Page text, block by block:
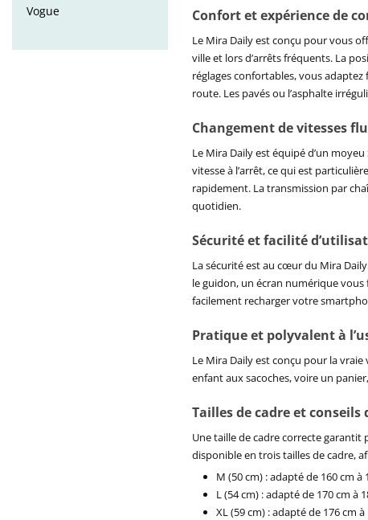
Vogue
Confort et expérience de
Le Mira Daily est conçu pour vous
ville et lors d’arrêts fréquents. La
réglages confortables, vous
route. Les pavés ou l’asphalte
Changement de vitesses
Le Mira Daily est équipé d’un
vitesse à l’arrêt, ce qui est
rapidement. La transmission par
quotidien.
Sécurité et facilité
La sécurité est au cœur du Mira
le guidon, un écran numérique vous
facilement recharger votre
Pratique et polyvalent à
Le Mira Daily est conçu pour la
enfant aux sacoches, voire un
Tailles de cadre et conseils
Une taille de cadre correcte
disponible en trois tailles de cadre,
M (50 cm) : adapté de 160 cm à
L (54 cm) : adapté de 170 cm à
XL (59 cm) : adapté de 176 cm à